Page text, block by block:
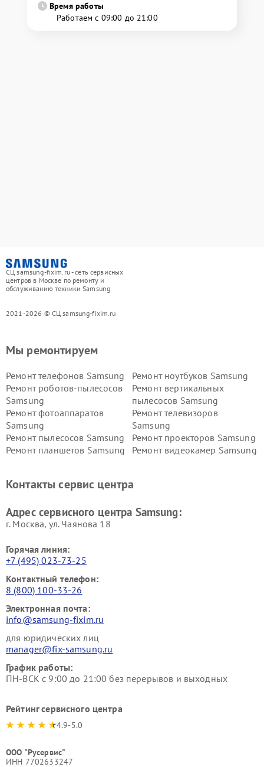
Время работы
Работаем с 09:00 до 21:00
СЦ samsung-fixim.ru - сеть сервисных
центров в Москве по ремонту и
обслуживанию техники Samsung
2021-2026 © СЦ samsung-fixim.ru
Мы ремонтируем
Ремонт телефонов Samsung
Ремонт ноутбуков Samsung
Ремонт роботов-пылесосов
Samsung
Ремонт вертикальных
пылесосов Samsung
Ремонт фотоаппаратов
Samsung
Ремонт телевизоров
Samsung
Ремонт пылесосов Samsung
Ремонт проекторов Samsung
Ремонт планшетов Samsung
Ремонт видеокамер Samsung
Контакты сервис центра
Адрес сервисного центра Samsung:
г. Москва, ул. Чаянова 18
Горячая линия:
+7 (495) 023-73-25
Контактный телефон:
8 (800) 100-33-26
Электронная почта:
info@samsung-fixim.ru
для юридических лиц
manager@fix-samsung.ru
График работы:
ПН-ВСК с 9:00 до 21:00 без перерывов и выходных
Рейтинг сервисного центра
4.9-5.0
ООО "Русервис"
ИНН 7702633247